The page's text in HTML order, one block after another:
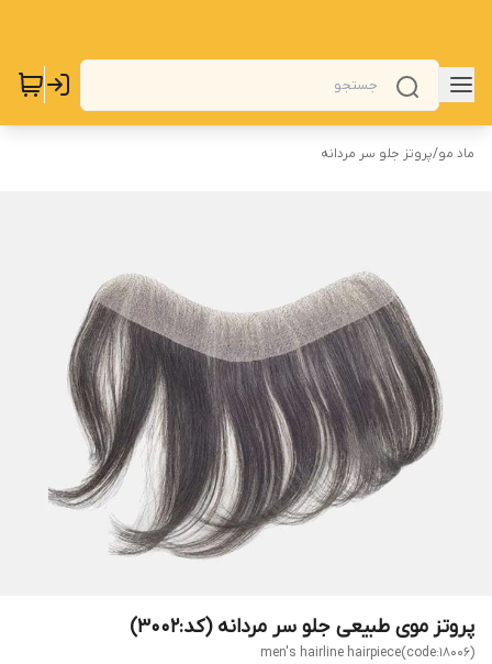
ماد مو/پروتز جلو سر مردانه
پروتز موی طبیعی جلو سر مردانه (کد:3002)
men's hairline hairpiece(code:18006)